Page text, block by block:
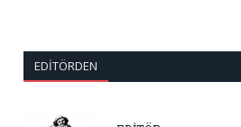
EDITÖRDEN